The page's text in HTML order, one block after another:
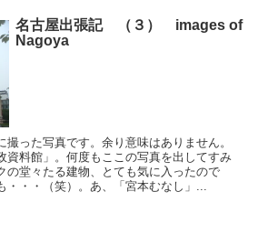
名古屋出張記 （３） images of
Nagoya
った写真です。余り意味はありません。
資料館」。何度もここの写真を出してすみ
の堂々たる建物、とても気に入ったので
・・・（笑）。あ、「宮本むなし」...